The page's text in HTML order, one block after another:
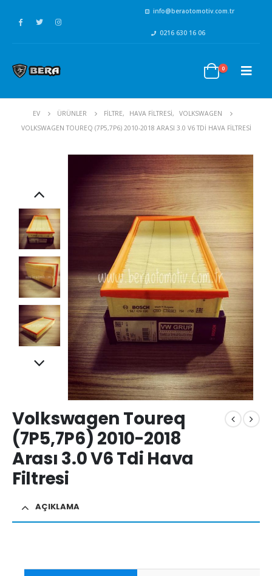
info@beraotomotiv.com.tr
0216 630 16 06
0
EV ÜRÜNLER FİLTRE, HAVA FİLTRESİ,
VOLKSWAGEN
VOLKSWAGEN TOUREQ (7P5,7P6) 2010-2018 ARASI 3.0 V6 TDI HAVA FILTRESI
Volkswagen Toureq
(7P5,7P6) 2010-2018
Arası 3.0 V6 Tdi Hava
Filtresi
AÇIKLAMA